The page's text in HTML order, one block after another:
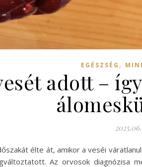
EGÉSZSÉG ,
adott –
élte át, amikor a veséi
Az orvosok diagnózisa